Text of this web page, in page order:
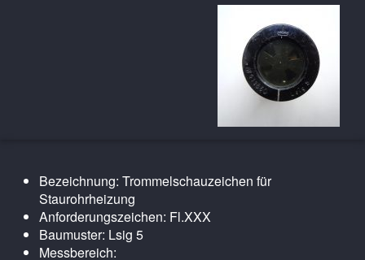
Bezeichnung: Trommelschauzeichen für
Staurohrheizung
Anforderungszeichen: Fl.XXX
Baumuster: Lsig 5
Messbereich: